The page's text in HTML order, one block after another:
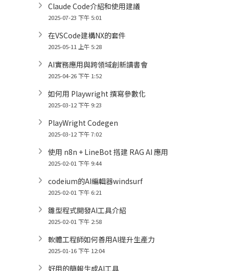
Claude Code介紹和使用建議
2025-07-23 下午 5:01
在VSCode建構NX的套件
2025-05-11 上午 5:28
AI實務應用與跨領域創新讀書會
2025-04-26 下午 1:52
如何用 Playwright 撰寫參數化
2025-03-12 下午 9:23
PlayWright Codegen
2025-03-12 下午 7:02
使用 n8n + LineBot 搭建 RAG AI 應用
2025-02-01 下午 9:44
codeium的AI編輯器windsurf
2025-02-01 下午 6:21
雛型程式開發AI工具介紹
2025-02-01 下午 2:58
軟體工程師如何善用AI提升生產力
2025-01-16 下午 12:04
好用的簡報生成AI工具